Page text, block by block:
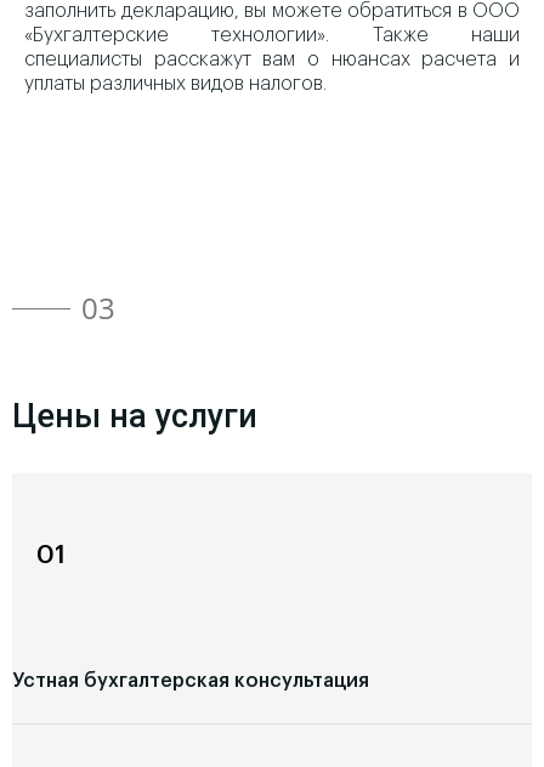
заполнить декларацию, вы можете обратиться в ООО
«Бухгалтерские технологии». Также наши
специалисты расскажут вам о нюансах расчета и
уплаты различных видов налогов.
03
Цены на услуги
01
Устная бухгалтерская консультация